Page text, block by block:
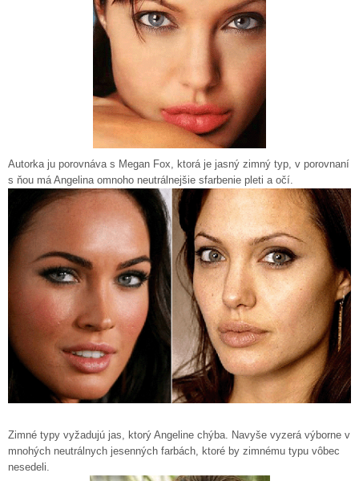
Autorka ju porovnáva s Megan Fox, ktorá je jasný zimný typ, v porovnaní
s ňou má Angelina omnoho neutrálnejšie sfarbenie pleti a očí.
Zimné typy vyžadujú jas, ktorý Angeline chýba. Navyše vyzerá výborne v
mnohých neutrálnych jesenných farbách, ktoré by zimnému typu vôbec
nesedeli.